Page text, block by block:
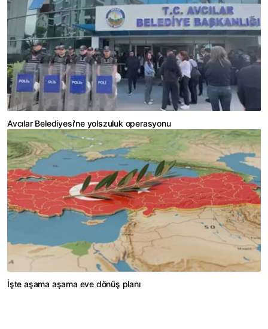
Avcılar Belediyesi'ne yolszuluk operasyonu
İşte aşama aşama eve dönüş planı